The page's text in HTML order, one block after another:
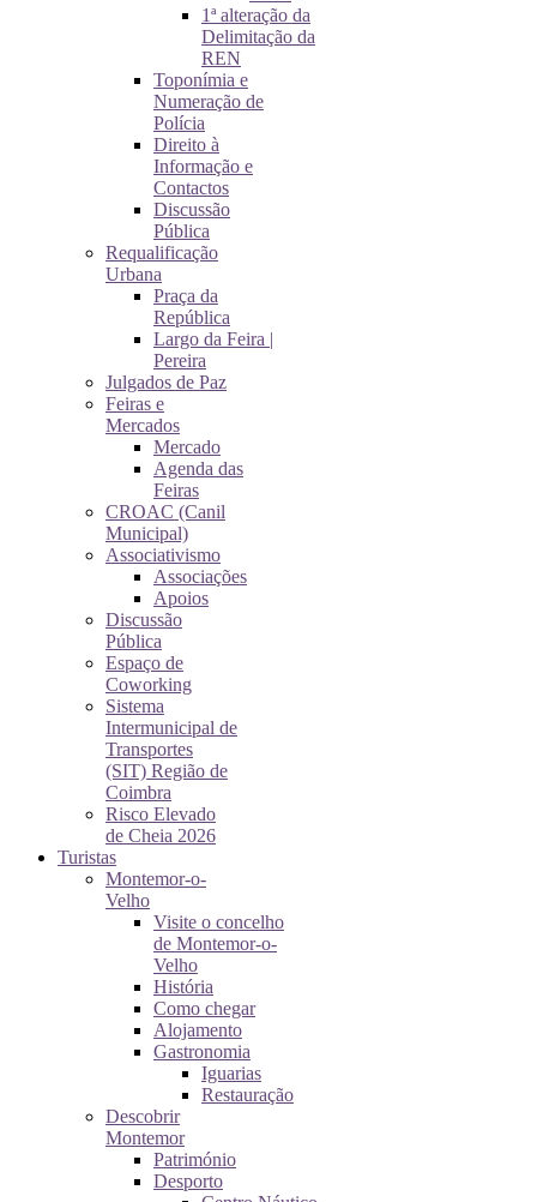
1ª alteração da
Delimitação da
REN
Toponímia e
Numeração de
Polícia
Direito à
Informação e
Contactos
Discussão
Pública
Requalificação
Urbana
Praça da
República
Largo da Feira |
Pereira
Julgados de Paz
Feiras e
Mercados
Mercado
Agenda das
Feiras
CROAC (Canil
Municipal)
Associativismo
Associações
Apoios
Discussão
Pública
Espaço de
Coworking
Sistema
Intermunicipal de
Transportes
(SIT) Região de
Coimbra
Risco Elevado
de Cheia 2026
Turistas
Montemor-o-
Velho
Visite o concelho
de Montemor-o-
Velho
História
Como chegar
Alojamento
Gastronomia
Iguarias
Restauração
Descobrir
Montemor
Património
Desporto